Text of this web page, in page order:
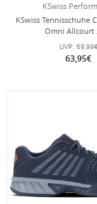
KSwiss
KSwiss Tennisschuhe
Omni Allcourt
weiss/violett/
UVP:
63,95€